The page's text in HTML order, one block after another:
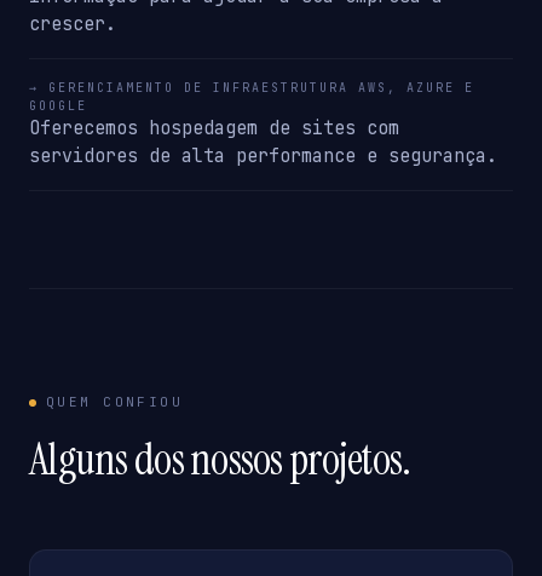
crescer.
→ GERENCIAMENTO DE INFRAESTRUTURA AWS, AZURE E
GOOGLE
Oferecemos hospedagem de sites com
servidores de alta performance e segurança.
QUEM CONFIOU
Alguns dos nossos projetos.